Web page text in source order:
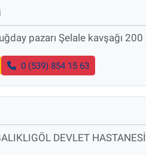
pazarı Şelale kavşağı 200
0 (539) 854 15 63
DEVLET